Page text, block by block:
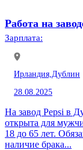
Работа на
Зарплата:
Ирландия, Дублин
28.08.2025
На завод Pepsi в
открыта для
18 до 65 лет. Обязанности: • Проверка готовой продукции на
наличие брака...